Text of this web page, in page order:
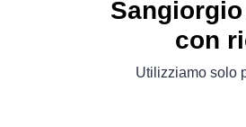
con
Utilizziamo solo